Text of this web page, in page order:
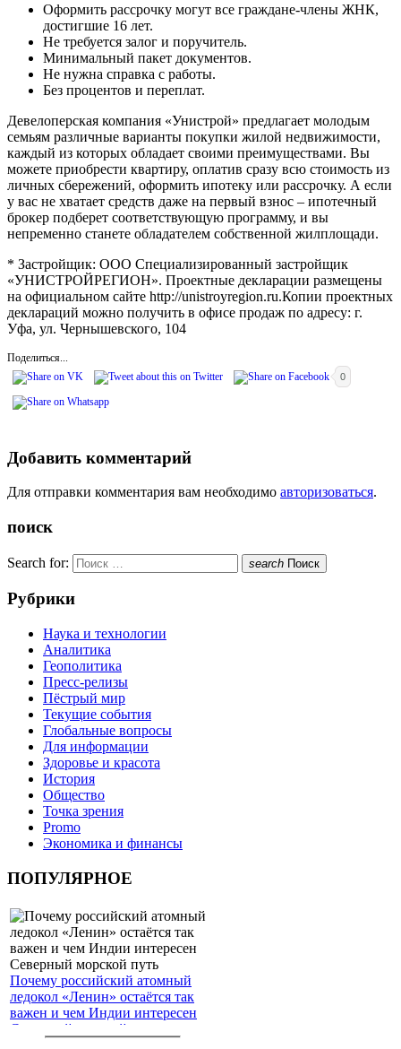
Оформить рассрочку могут все граждане-члены ЖНК,
достигшие 16 лет.
Не требуется залог и поручитель.
Минимальный пакет документов.
Не нужна справка с работы.
Без процентов и переплат.
Девелоперская компания «Унистрой» предлагает молодым
семьям различные варианты покупки жилой недвижимости,
каждый из которых обладает своими преимуществами. Вы
можете приобрести квартиру, оплатив сразу всю стоимость из
личных сбережений, оформить ипотеку или рассрочку. А если
у вас не хватает средств даже на первый взнос – ипотечный
брокер подберет соответствующую программу, и вы
непременно станете обладателем собственной жилплощади.
* Застройщик: ООО Специализированный застройщик
«УНИСТРОЙРЕГИОН». Проектные декларации размещены
на официальном сайте http://unistroyregion.ru.Копии проектных
деклараций можно получить в офисе продаж по адресу: г.
Уфа, ул. Чернышевского, 104
Поделиться...
0
Добавить комментарий
Для отправки комментария вам необходимо авторизоваться.
поиск
Search for: search Поиск
Рубрики
Наука и технологии
Аналитика
Геополитика
Пресс-релизы
Пёстрый мир
Текущие события
Глобальные вопросы
Для информации
Здоровье и красота
История
Общество
Точка зрения
Promo
Экономика и финансы
ПОПУЛЯРНОЕ
Почему российский атомный
ледокол «Ленин» остаётся так
важен и чем Индии интересен
Северный морской путь